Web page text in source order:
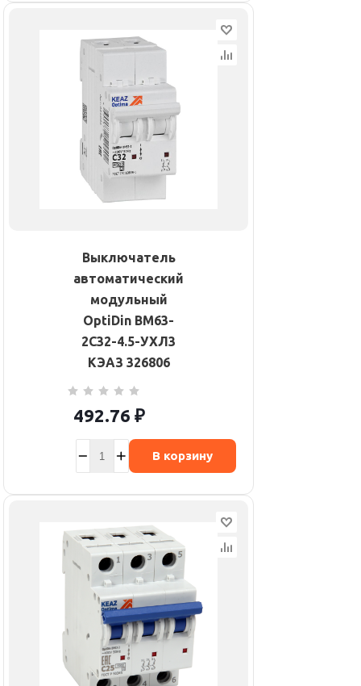
Выключатель
автоматический
модульный
OptiDin BM63-
2C32-4.5-УХЛ3
КЭАЗ 326806
492.76 ₽
В корзину